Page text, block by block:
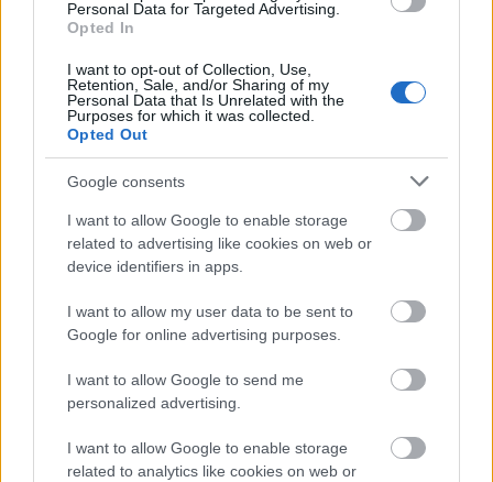
Personal Data for Targeted Advertising.
Opted In
I want to opt-out of Collection, Use,
Retention, Sale, and/or Sharing of my
Personal Data that Is Unrelated with the
Purposes for which it was collected.
Opted Out
Google consents
I want to allow Google to enable storage
related to advertising like cookies on web or
device identifiers in apps.
I want to allow my user data to be sent to
Google for online advertising purposes.
I want to allow Google to send me
personalized advertising.
I want to allow Google to enable storage
related to analytics like cookies on web or
"VETŐ SÁNDOR BUDAPEST 1938. 99%OS ÓNBET."